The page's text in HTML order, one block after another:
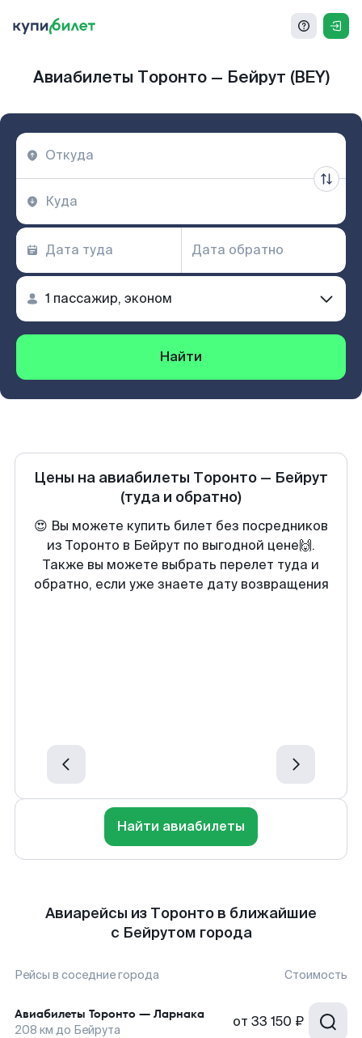
Авиабилеты Торонто — Бейрут (BEY)
Найти
Цены на авиабилеты Торонто — Бейрут
(туда и обратно)
😍 Вы можете купить билет без посредников
из Торонто в Бейрут по выгодной цене🙌.
Также вы можете выбрать перелет туда и
обратно, если уже знаете дату возвращения
Найти авиабилеты
Авиарейсы из Торонто в ближайшие
с Бейрутом города
Рейсы в соседние города Стоимость
Авиабилеты Торонто — Ларнака
208 км до Бейрута от 33 150 ₽